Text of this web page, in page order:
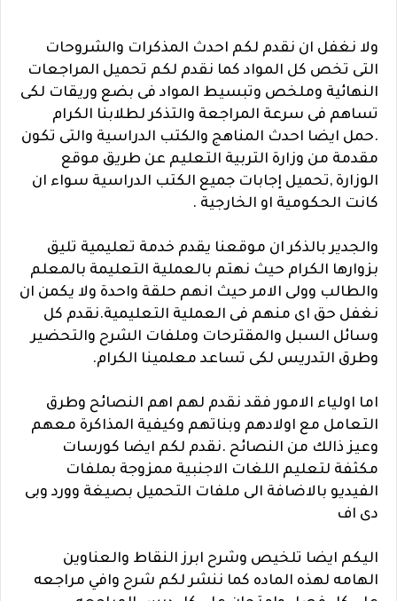
ولا نغفل ان نقدم لكم احدث المذكرات والشروحات
التى تخص كل المواد كما نقدم لكم تحميل المراجعات
النهائية وملخص وتبسيط المواد فى بضع وريقات لكى
تساهم فى سرعة المراجعة والتذكر لطلابنا الكرام
.حمل ايضا احدث المناهج والكتب الدراسية والتى تكون
مقدمة من وزارة التربية التعليم عن طريق موقع
الوزارة ,تحميل إجابات جميع الكتب الدراسية سواء ان
كانت الحكومية او الخارجية .
والجدير بالذكر ان موقعنا يقدم خدمة تعليمية تليق
بزوارها الكرام حيث نهتم بالعملية التعليمة بالمعلم
والطالب وولى الامر حيث انهم حلقة واحدة ولا يكمن ان
نغفل حق اى منهم فى العملية التعليمية.نقدم كل
وسائل السبل والمقترحات وملفات الشرح والتحضير
وطرق التدريس لكى تساعد معلمينا الكرام.
اما اولياء الامور فقد نقدم لهم اهم النصائح وطرق
التعامل مع اولادهم وبناتهم وكيفية المذاكرة معهم
وعيز ذالك من النصائح .نقدم لكم ايضا كورسات
مكثفة لتعليم اللغات الاجنبية ممزوجة بملفات
الفيديو بالاضافة الى ملفات التحميل بصيغة وورد وبى
دى اف
اليكم ايضا تلخيص وشرح ابرز النقاط والعناوين
الهامه لهذه الماده كما ننشر لكم شرح وافي مراجعه